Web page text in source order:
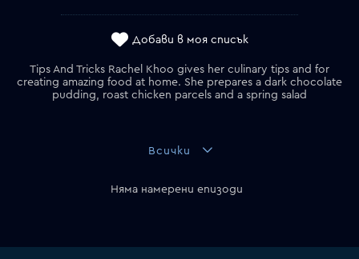
Добави в моя списък
Tips And Tricks Rachel Khoo gives her culinary tips and for
creating amazing food at home. She prepares a dark chocolate
pudding, roast chicken parcels and a spring salad
Всички
Няма намерени епизоди